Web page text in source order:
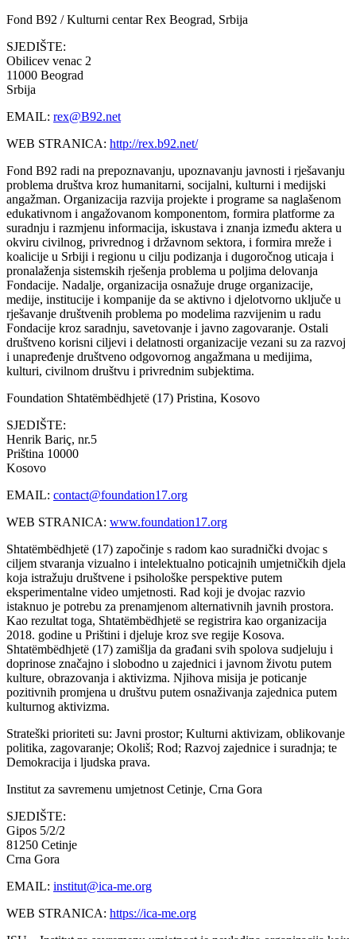
Fond B92 / Kulturni centar Rex Beograd, Srbija
SJEDIŠTE:
Obilicev venac 2
11000 Beograd
Srbija
EMAIL: rex@B92.net
WEB STRANICA: http://rex.b92.net/
Fond B92 radi na prepoznavanju, upoznavanju javnosti i rješavanju
problema društva kroz humanitarni, socijalni, kulturni i medijski
angažman. Organizacija razvija projekte i programe sa naglašenom
edukativnom i angažovanom komponentom, formira platforme za
suradnju i razmjenu informacija, iskustava i znanja između aktera u
okviru civilnog, privrednog i državnom sektora, i formira mreže i
koalicije u Srbiji i regionu u cilju podizanja i dugoročnog uticaja i
pronalaženja sistemskih rješenja problema u poljima delovanja
Fondacije. Nadalje, organizacija osnažuje druge organizacije,
medije, institucije i kompanije da se aktivno i djelotvorno uključe u
rješavanje društvenih problema po modelima razvijenim u radu
Fondacije kroz saradnju, savetovanje i javno zagovaranje. Ostali
društveno korisni ciljevi i delatnosti organizacije vezani su za razvoj
i unapređenje društveno odgovornog angažmana u medijima,
kulturi, civilnom društvu i privrednim subjektima.
Foundation Shtatëmbëdhjetë (17) Pristina, Kosovo
SJEDIŠTE:
Henrik Bariç, nr.5
Priština 10000
Kosovo
EMAIL: contact@foundation17.org
WEB STRANICA: www.foundation17.org
Shtatëmbëdhjetë (17) započinje s radom kao suradnički dvojac s
ciljem stvaranja vizualno i intelektualno poticajnih umjetničkih djela
koja istražuju društvene i psihološke perspektive putem
eksperimentalne video umjetnosti. Rad koji je dvojac razvio
istaknuo je potrebu za prenamjenom alternativnih javnih prostora.
Kao rezultat toga, Shtatëmbëdhjetë se registrira kao organizacija
2018. godine u Prištini i djeluje kroz sve regije Kosova.
Shtatëmbëdhjetë (17) zamišlja da građani svih spolova sudjeluju i
doprinose značajno i slobodno u zajednici i javnom životu putem
kulture, obrazovanja i aktivizma. Njihova misija je poticanje
pozitivnih promjena u društvu putem osnaživanja zajednica putem
kulturnog aktivizma.
Strateški prioriteti su: Javni prostor; Kulturni aktivizam, oblikovanje
politika, zagovaranje; Okoliš; Rod; Razvoj zajednice i suradnja; te
Demokracija i ljudska prava.
Institut za savremenu umjetnost Cetinje, Crna Gora
SJEDIŠTE:
Gipos 5/2/2
81250 Cetinje
Crna Gora
EMAIL: institut@ica-me.org
WEB STRANICA: https://ica-me.org